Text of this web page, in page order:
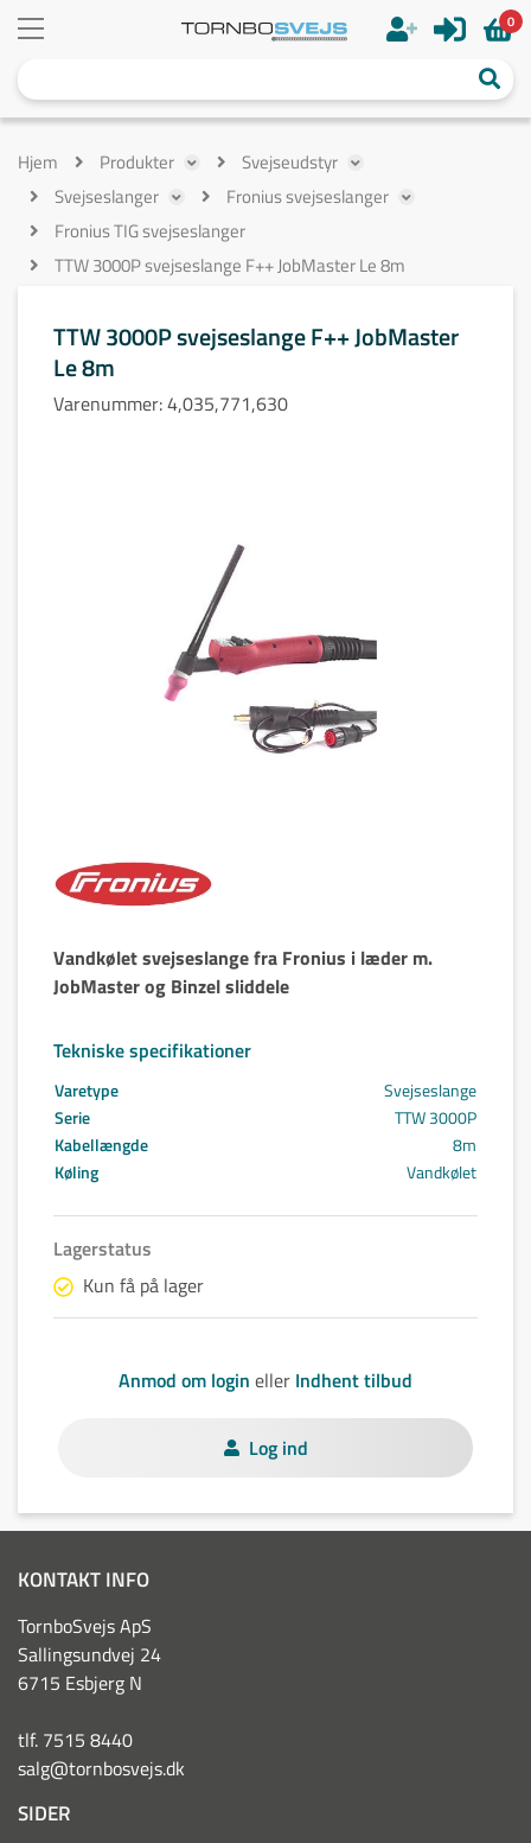
0
Hjem Produkter
Svejseudstyr
Svejseslanger
Fronius svejseslanger
Fronius TIG svejseslanger
TTW 3000P svejseslange F++ JobMaster Le 8m
TTW 3000P svejseslange F++ JobMaster
Le 8m
Varenummer:4,035,771,630
Vandkølet svejseslange fra Fronius i læder m.
JobMaster og Binzel sliddele
Tekniske specifikationer
Varetype
Svejseslange
Serie
TTW 3000P
Kabellængde
8m
Køling
Vandkølet
Lagerstatus
Kun få på lager
Anmod om login eller Indhent tilbud
Log ind
KONTAKT INFO
TornboSvejs ApS
Sallingsundvej 24
6715 Esbjerg N
tlf. 7515 8440
salg@tornbosvejs.dk
SIDER